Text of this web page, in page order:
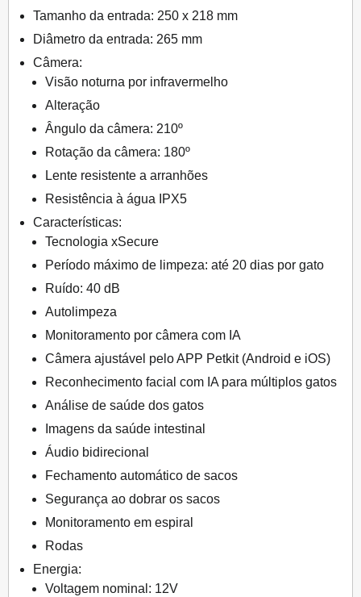
Tamanho da entrada: 250 x 218 mm
Diâmetro da entrada: 265 mm
Câmera:
Visão noturna por infravermelho
Alteração
Ângulo da câmera: 210º
Rotação da câmera: 180º
Lente resistente a arranhões
Resistência à água IPX5
Características:
Tecnologia xSecure
Período máximo de limpeza: até 20 dias por gato
Ruído: 40 dB
Autolimpeza
Monitoramento por câmera com IA
Câmera ajustável pelo APP Petkit (Android e iOS)
Reconhecimento facial com IA para múltiplos gatos
Análise de saúde dos gatos
Imagens da saúde intestinal
Áudio bidirecional
Fechamento automático de sacos
Segurança ao dobrar os sacos
Monitoramento em espiral
Rodas
Energia:
Voltagem nominal: 12V